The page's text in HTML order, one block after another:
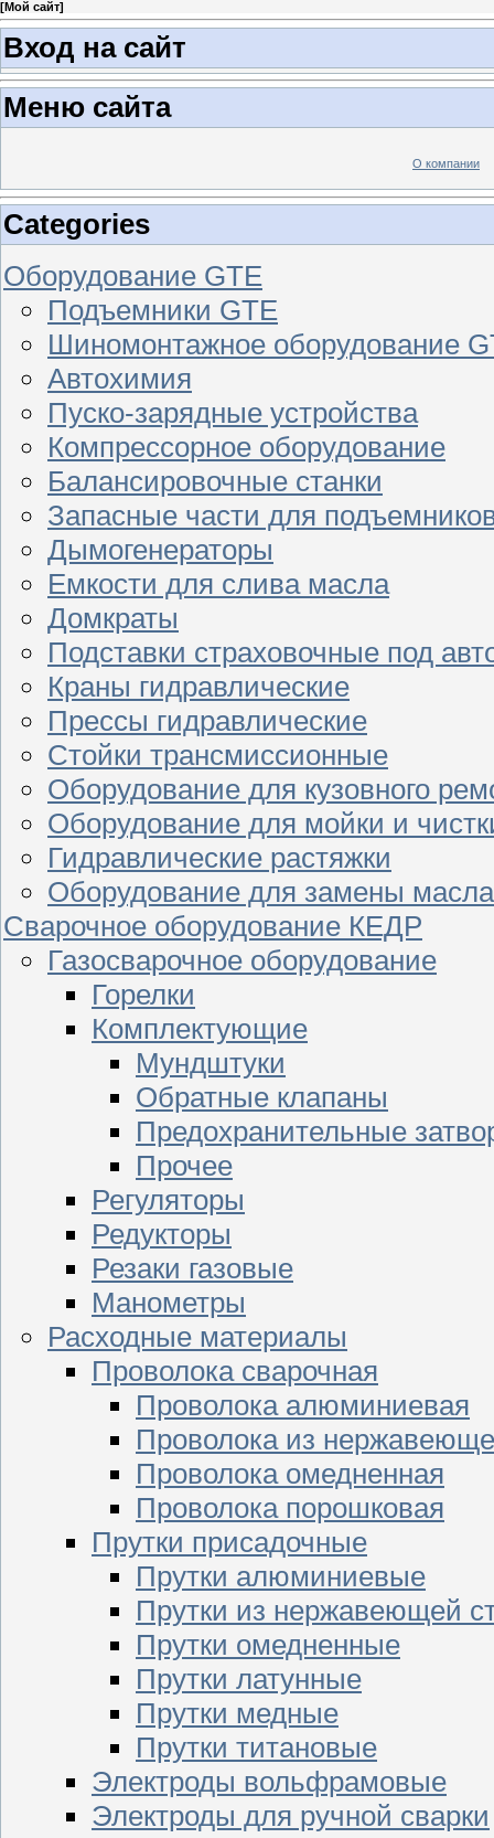
[Мой сайт]
Вход на сайт
Меню сайта
О компании
Categories
Оборудование GTE
Подъемники GTE
Шиномонтажное оборудование
Автохимия
Пуско-зарядные устройства
Компрессорное оборудование
Балансировочные станки
Запасные части для
Дымогенераторы
Емкости для слива масла
Домкраты
Подставки страховочные под
Краны гидравлические
Прессы гидравлические
Стойки трансмиссионные
Оборудование для кузовного
Оборудование для мойки и
Гидравлические растяжки
Оборудование для замены масла
Сварочное оборудование КЕДР
Газосварочное оборудование
Горелки
Комплектующие
Мундштуки
Обратные клапаны
Предохранительные
Прочее
Регуляторы
Редукторы
Резаки газовые
Манометры
Расходные материалы
Проволока сварочная
Проволока алюминиевая
Проволока из
Проволока омедненная
Проволока порошковая
Прутки присадочные
Прутки алюминиевые
Прутки из нержавеющей
Прутки омедненные
Прутки латунные
Прутки медные
Прутки титановые
Электроды вольфрамовые
Электроды для ручной сварки